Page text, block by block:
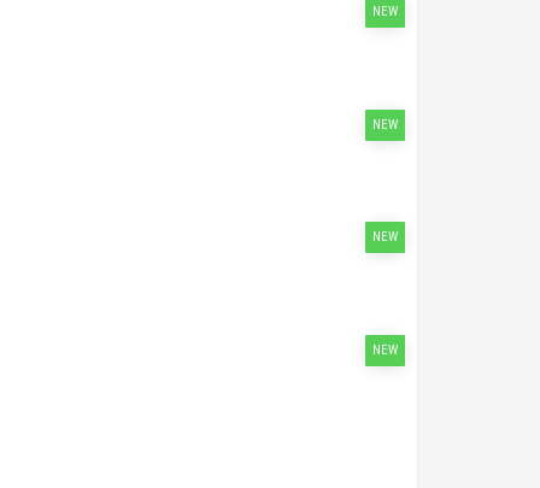
NEW
NEW
NEW
NEW